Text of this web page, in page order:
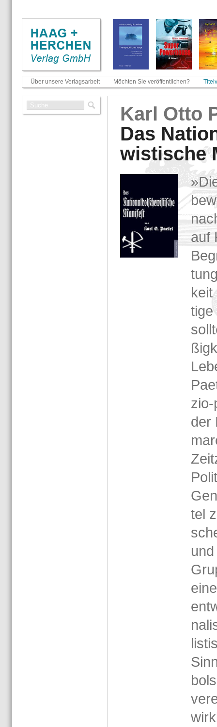
Über unsere Verlagsarbeit Möchten Sie veröffentlichen?
Karl Otto
Das
wis­ti­sche
auf
ti­ge
der
tel